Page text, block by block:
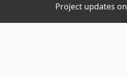
Project updates on